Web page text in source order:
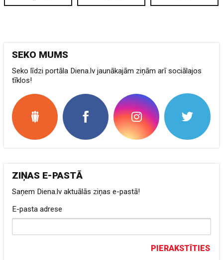
SEKO MUMS
Seko līdzi portāla Diena.lv jaunākajām ziņām arī sociālajos
tīklos!
ZIŅAS E-PASTĀ
Saņem Diena.lv aktuālās ziņas e-pastā!
E-pasta adrese
PIERAKSTĪTIES